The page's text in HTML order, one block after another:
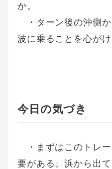
か。
・ターン後の沖側
波に乗ることを心がけ
今日の気づき
・まずはこのトレ
要がある。浜から出